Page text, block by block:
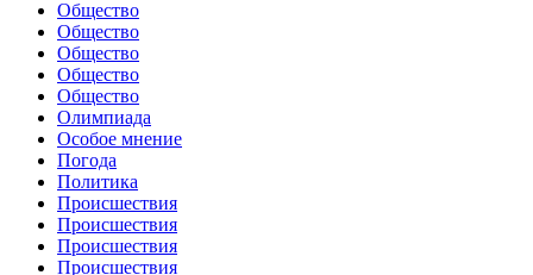
Общество
Общество
Общество
Общество
Общество
Олимпиада
Особое мнение
Погода
Политика
Происшествия
Происшествия
Происшествия
Происшествия